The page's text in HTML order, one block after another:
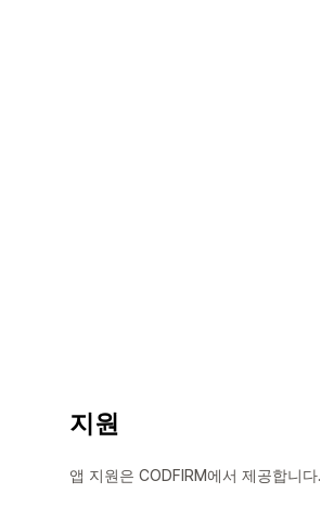
지원
앱 지원은 CODFIRM에서 제공합니다.